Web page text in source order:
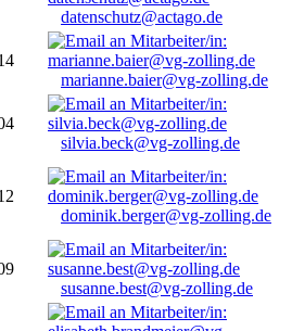
datenschutz@actago.de
marianne.baier@vg-zolling.de
silvia.beck@vg-zolling.de
dominik.berger@vg-zolling.de
susanne.best@vg-zolling.de